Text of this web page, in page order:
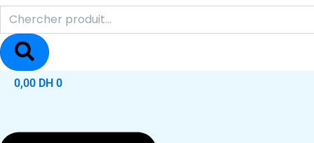
0,00 DH 0